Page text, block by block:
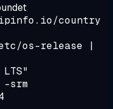
country
os-release |
LTS"
-srm